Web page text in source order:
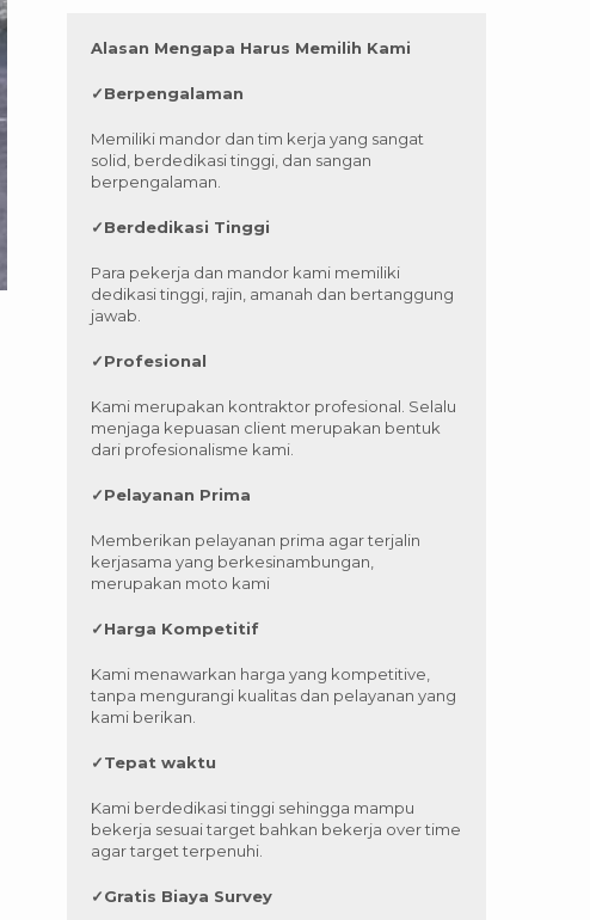
Alasan Mengapa Harus Memilih Kami
✓Berpengalaman
Memiliki mandor dan tim kerja yang sangat
solid, berdedikasi tinggi, dan sangan
berpengalaman.
✓Berdedikasi Tinggi
Para pekerja dan mandor kami memiliki
dedikasi tinggi, rajin, amanah dan bertanggung
jawab.
✓Profesional
Kami merupakan kontraktor profesional. Selalu
menjaga kepuasan client merupakan bentuk
dari profesionalisme kami.
✓Pelayanan Prima
Memberikan pelayanan prima agar terjalin
kerjasama yang berkesinambungan,
merupakan moto kami
✓Harga Kompetitif
Kami menawarkan harga yang kompetitive,
tanpa mengurangi kualitas dan pelayanan yang
kami berikan.
✓Tepat waktu
Kami berdedikasi tinggi sehingga mampu
bekerja sesuai target bahkan bekerja over time
agar target terpenuhi.
✓Gratis Biaya Survey